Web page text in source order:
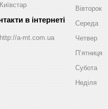
Київстар
http://a-mt.com.ua
Вівторок
Середа
Четвер
Пʼятниця
Субота
Неділя